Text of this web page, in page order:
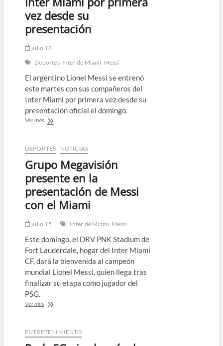
Haaland
favoritos
vez desde su
presentación
julio 18
Deportes Inter de Miami Messi
El argentino Lionel Messi se entrenó
este martes con sus compañeros del
Inter Miami por primera vez desde su
presentación oficial el domingo.
Ver másMessi
el
Inter
Miami
por
primera
vez
desde
su
DEPORTES NOTICIAS
Grupo Megavisión
presente en la
presentación de Messi
con el Miami
julio 15 Inter de Miami Messi
Este domingo, el DRV PNK Stadium de
Fort Lauderdale, hogar del Inter Miami
CF, dará la bienvenida al campeón
mundial Lionel Messi, quien llega tras
finalizar su etapa como jugador del
PSG.
Ver másGrupo
en
la
ENTRETENIMIENTO